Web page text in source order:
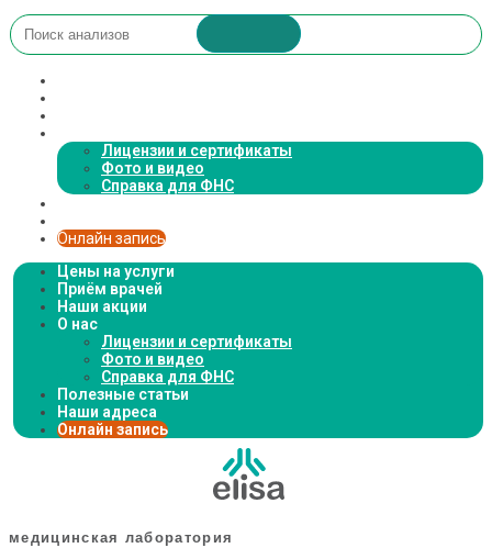
Лицензии и сертификаты
Фото и видео
Справка для ФНС
Онлайн запись
Цены на услуги
Приём врачей
Наши акции
О нас
Лицензии и сертификаты
Фото и видео
Справка для ФНС
Полезные статьи
Наши адреса
Онлайн запись
медицинская лаборатория